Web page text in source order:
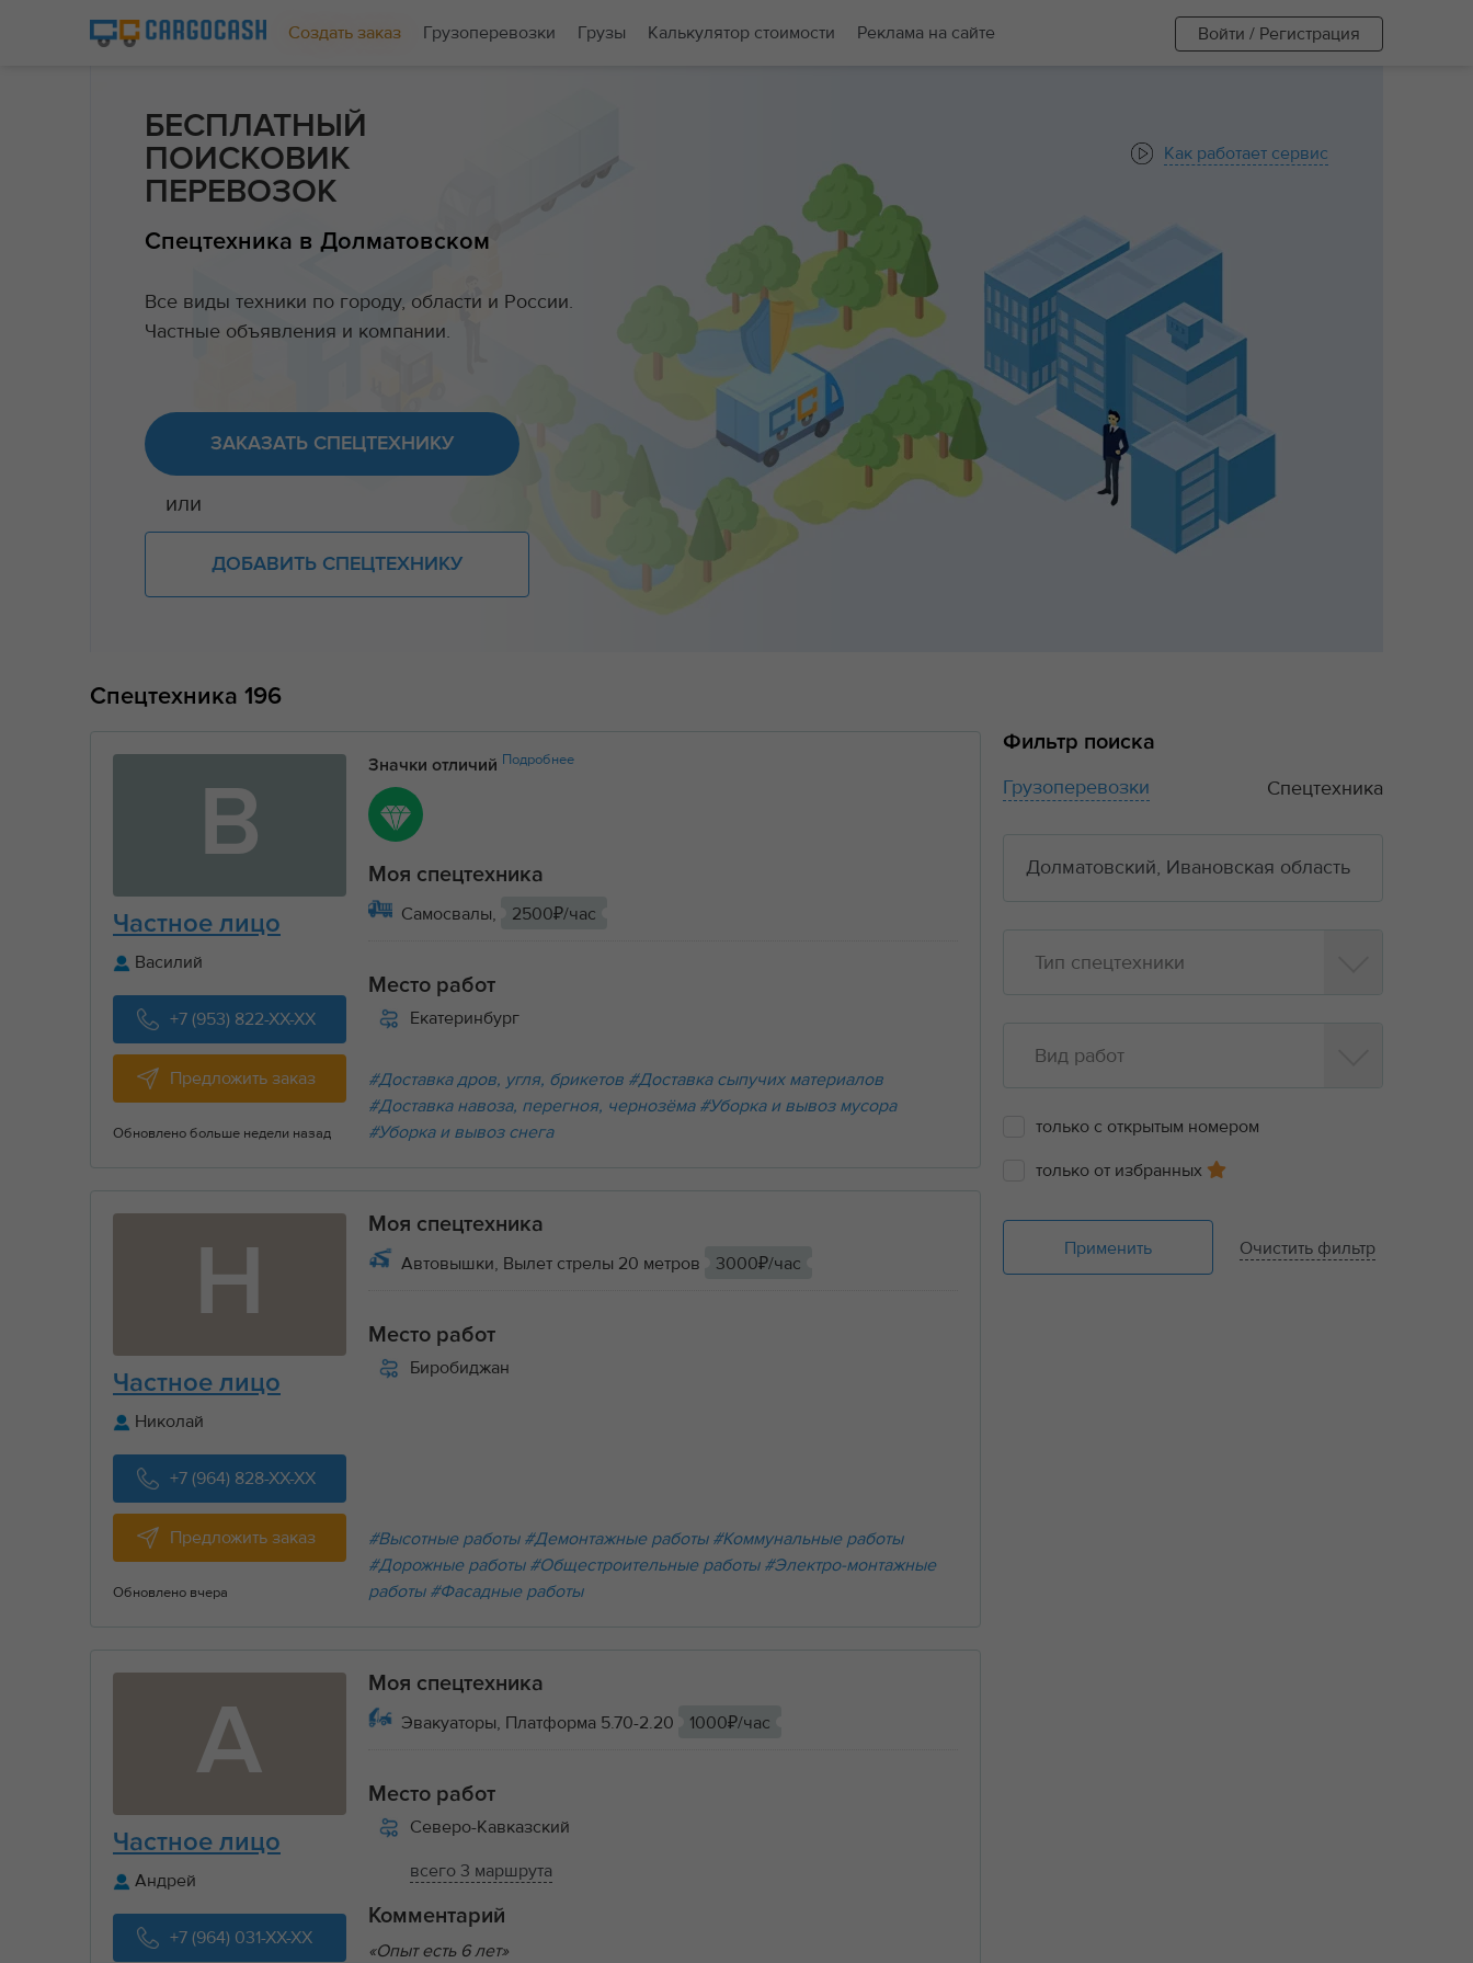
Создать заказ Грузоперевозки Грузы Калькулятор стоимости Реклама на сайте Войти / Регистрация
БЕСПЛАТНЫЙ
ПОИСКОВИК
ПЕРЕВОЗОК
Спецтехника в Долматовском
Все виды техники по городу, области и России.
Частные объявления и компании.
ЗАКАЗАТЬ СПЕЦТЕХНИКУ
или
ДОБАВИТЬ СПЕЦТЕХНИКУ
Как работает сервис
Спецтехника 196
В
Частное лицо
Василий
+7 (953) 822-XX-XX
Предложить заказ
Обновлено больше недели назад
Значки отличий Подробнее
Моя спецтехника
Самосвалы,
2500₽/час
Место работ
Екатеринбург
#Доставка дров, угля, брикетов #Доставка сыпучих материалов
#Доставка навоза, перегноя, чернозёма #Уборка и вывоз мусора
#Уборка и вывоз снега
Н
Частное лицо
Николай
+7 (964) 828-XX-XX
Предложить заказ
Обновлено вчера
Моя спецтехника
Автовышки, Вылет стрелы 20 метров
3000₽/час
Место работ
Биробиджан
#Высотные работы #Демонтажные работы #Коммунальные работы
#Дорожные работы #Общестроительные работы #Электро-монтажные
работы #Фасадные работы
А
Частное лицо
Андрей
+7 (964) 031-XX-XX
Моя спецтехника
Эвакуаторы, Платформа 5.70-2.20
1000₽/час
Место работ
Северо-Кавказский
всего 3 маршрута
Комментарий
«Опыт есть 6 лет»
Фильтр поиска
Грузоперевозки Спецтехника
Тип спецтехники
Вид работ
только с открытым номером
только от избранных
Применить Очистить фильтр